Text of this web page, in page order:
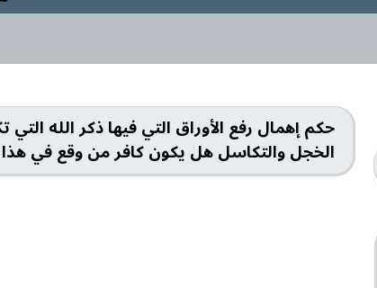
حكم إهمال رفع الأوراق التي فيها ذكر الله
الخجل والتكاسل هل يكون كافر من وقع في هذا